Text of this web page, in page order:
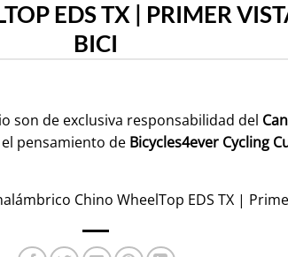
EDS TX | PRIMER
BICI
son de exclusiva responsabilidad del
pensamiento de Bicycles4ever Cycling
Chino WheelTop EDS TX |